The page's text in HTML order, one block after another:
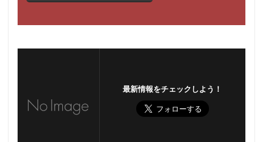
最新情報をチェックしよう！